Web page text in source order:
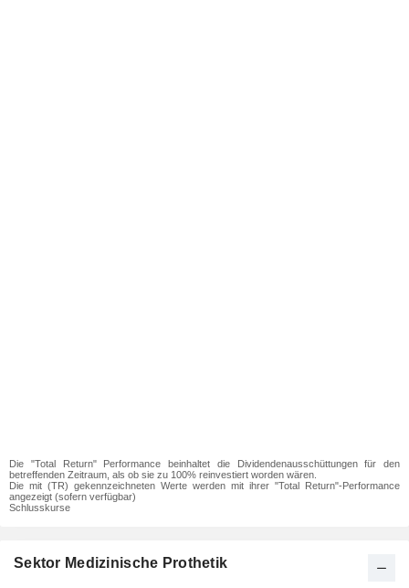
Die "Total Return" Performance beinhaltet die Dividendenausschüttungen für den
betreffenden Zeitraum, als ob sie zu 100% reinvestiert worden wären.
Die mit (TR) gekennzeichneten Werte werden mit ihrer "Total Return"-Performance
angezeigt (sofern verfügbar)
Schlusskurse
Sektor Medizinische Prothetik